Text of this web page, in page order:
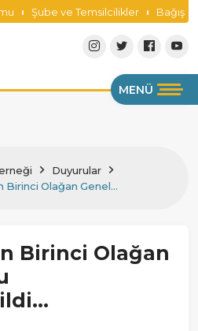
Şube ve Temsilcilikler Bağış
MENÜ
Duyurular
Birinci Olağan Genel
Birinci Olağan